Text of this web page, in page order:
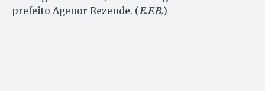
prefeito Agenor Rezende. (E.F.B.)